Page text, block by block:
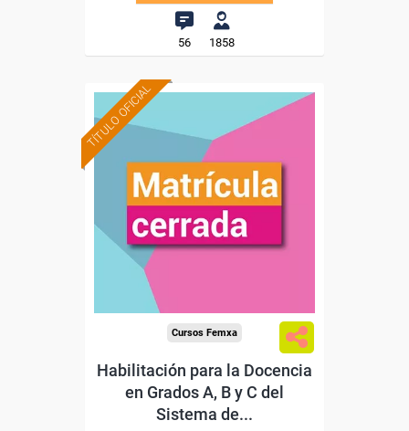
56 1858
TÍTULO OFICIAL
Cursos Femxa
Habilitación para la Docencia
en Grados A, B y C del
Sistema de...